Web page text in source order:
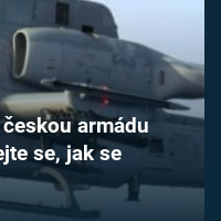
armádu
se, jak se